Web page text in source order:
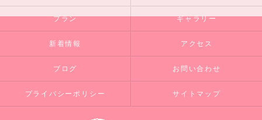
プラン ギャラリー
新着情報 アクセス
ブログ お問い合わせ
プライバシーポリシー サイトマップ